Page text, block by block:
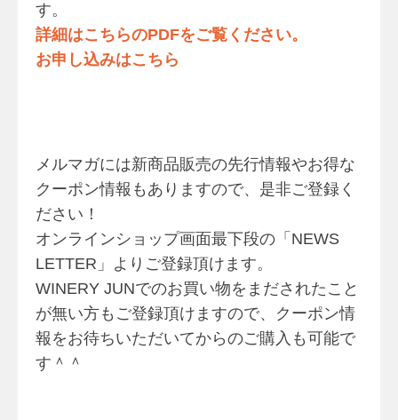
す。
詳細はこちらのPDFをご覧ください。
お申し込みはこちら
メルマガには新商品販売の先行情報やお得な
クーポン情報もありますので、是非ご登録く
ださい！
オンラインショップ画面最下段の「NEWS
LETTER」よりご登録頂けます。
WINERY JUNでのお買い物をまだされたこと
が無い方もご登録頂けますので、クーポン情
報をお待ちいただいてからのご購入も可能で
す＾＾